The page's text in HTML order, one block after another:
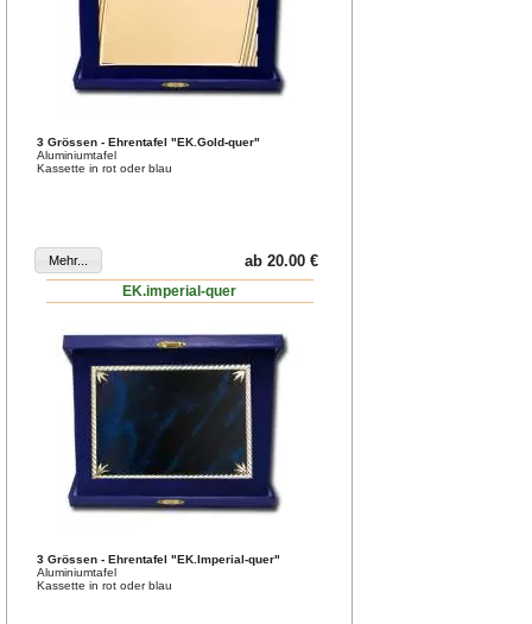
3 Grössen - Ehrentafel "EK.Gold-quer"
Aluminiumtafel
Kassette in rot oder blau
ab 20.00 €
EK.imperial-quer
3 Grössen - Ehrentafel "EK.Imperial-quer"
Aluminiumtafel
Kassette in rot oder blau